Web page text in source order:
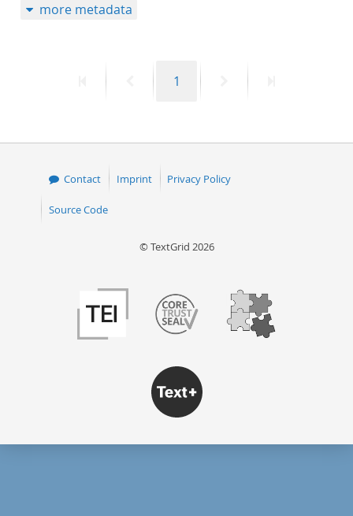
more metadata
PreviousPage
1
Contact Imprint Privacy Policy
Source Code
© TextGrid 2026